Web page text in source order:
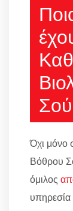
Όχι μόνο
Βόθρου
όμιλος